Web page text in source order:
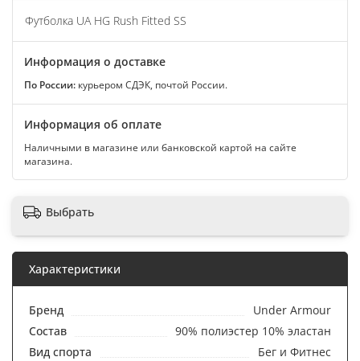
Футболка UA HG Rush Fitted SS
Информация о доставке
По России: курьером СДЭК, почтой России.
Информация об оплате
Наличными в магазине или банковской картой на сайте
магазина.
Выбрать
Характеристики
Бренд
Under Armour
Состав
90% полиэстер 10% эластан
Вид спорта
Бег и Фитнес